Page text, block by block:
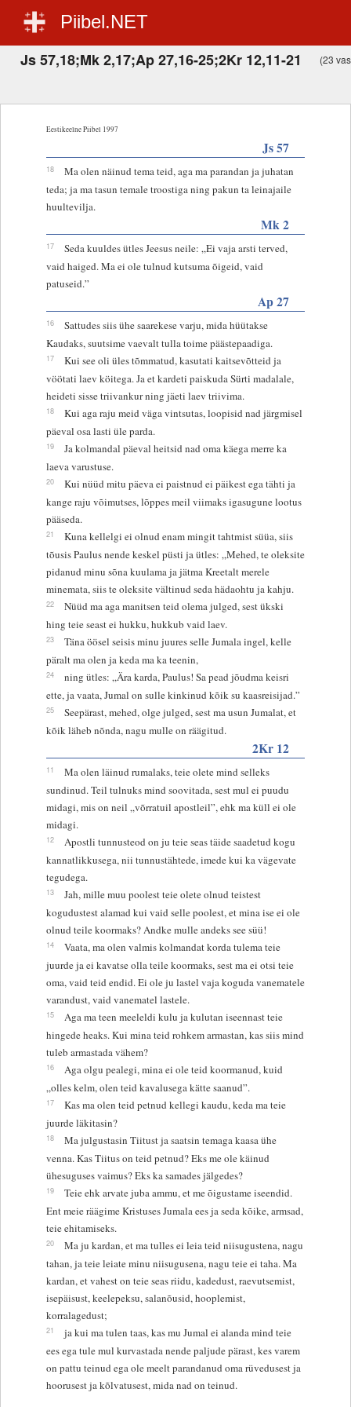
Piibel.NET
Js 57,18;Mk 2,17;Ap 27,16-25;2Kr 12,11-21 (23
Eestikeelne Piibel 1997
Js 57
18
Ma olen näinud tema teid, aga ma parandan ja juhatan
teda; ja ma tasun temale troostiga ning pakun ta leinajaile
huultevilja.
Mk 2
17
Seda kuuldes ütles Jeesus neile: „Ei vaja arsti terved,
vaid haiged. Ma ei ole tulnud kutsuma õigeid, vaid
patuseid.”
Ap 27
16
Sattudes siis ühe saarekese varju, mida hüütakse
Kaudaks, suutsime vaevalt tulla toime päästepaadiga.
17
Kui see oli üles tõmmatud, kasutati kaitsevõtteid ja
vöötati laev köitega. Ja et kardeti paiskuda Sürti madalale,
heideti sisse triivankur ning jäeti laev triivima.
18
Kui aga raju meid väga vintsutas, loopisid nad järgmisel
päeval osa lasti üle parda.
19
Ja kolmandal päeval heitsid nad oma käega merre ka
laeva varustuse.
20
Kui nüüd mitu päeva ei paistnud ei päikest ega tähti ja
kange raju võimutses, lõppes meil viimaks igasugune lootus
pääseda.
21
Kuna kellelgi ei olnud enam mingit tahtmist süüa, siis
tõusis Paulus nende keskel püsti ja ütles: „Mehed, te oleksite
pidanud minu sõna kuulama ja jätma Kreetalt merele
minemata, siis te oleksite vältinud seda hädaohtu ja kahju.
22
Nüüd ma aga manitsen teid olema julged, sest ükski
hing teie seast ei hukku, hukkub vaid laev.
23
Täna öösel seisis minu juures selle Jumala ingel, kelle
päralt ma olen ja keda ma ka teenin,
24
ning ütles: „Ära karda, Paulus! Sa pead jõudma keisri
ette, ja vaata, Jumal on sulle kinkinud kõik su kaasreisijad.”
25
Seepärast, mehed, olge julged, sest ma usun Jumalat, et
kõik läheb nõnda, nagu mulle on räägitud.
2Kr 12
11
Ma olen läinud rumalaks, teie olete mind selleks
sundinud. Teil tulnuks mind soovitada, sest mul ei puudu
midagi, mis on neil „võrratuil apostleil”, ehk ma küll ei ole
midagi.
12
Apostli tunnusteod on ju teie seas täide saadetud kogu
kannatlikkusega, nii tunnustähtede, imede kui ka vägevate
tegudega.
13
Jah, mille muu poolest teie olete olnud teistest
kogudustest alamad kui vaid selle poolest, et mina ise ei ole
olnud teile koormaks? Andke mulle andeks see süü!
14
Vaata, ma olen valmis kolmandat korda tulema teie
juurde ja ei kavatse olla teile koormaks, sest ma ei otsi teie
oma, vaid teid endid. Ei ole ju lastel vaja koguda vanematele
varandust, vaid vanematel lastele.
15
Aga ma teen meeleldi kulu ja kulutan iseennast teie
hingede heaks. Kui mina teid rohkem armastan, kas siis mind
tuleb armastada vähem?
16
Aga olgu pealegi, mina ei ole teid koormanud, kuid
„olles kelm, olen teid kavalusega kätte saanud”.
17
Kas ma olen teid petnud kellegi kaudu, keda ma teie
juurde läkitasin?
18
Ma julgustasin Tiitust ja saatsin temaga kaasa ühe
venna. Kas Tiitus on teid petnud? Eks me ole käinud
ühesuguses vaimus? Eks ka samades jälgedes?
19
Teie ehk arvate juba ammu, et me õigustame iseendid.
Ent meie räägime Kristuses Jumala ees ja seda kõike, armsad,
teie ehitamiseks.
20
Ma ju kardan, et ma tulles ei leia teid niisugustena, nagu
tahan, ja teie leiate minu niisugusena, nagu teie ei taha. Ma
kardan, et vahest on teie seas riidu, kadedust, raevutsemist,
isepäisust, keelepeksu, salanõusid, hooplemist,
korralagedust;
21
ja kui ma tulen taas, kas mu Jumal ei alanda mind teie
ees ega tule mul kurvastada nende paljude pärast, kes varem
on pattu teinud ega ole meelt parandanud oma rüvedusest ja
hoorusest ja kõlvatusest, mida nad on teinud.